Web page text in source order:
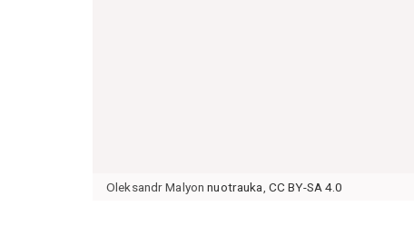
Oleksandr Malyonnuotrauka CC BY-SA 4.0